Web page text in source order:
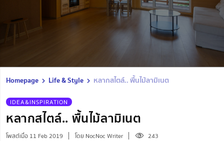
Homepage Life & Style หลากสไตล์.. พื้นไม้ลามิเนต
IDEA&INSPIRATION
หลากสไตล์.. พื้นไม้ลามิเนต
โพสต์เมื่อ 11 Feb 2019 โดย NocNoc Writer 243